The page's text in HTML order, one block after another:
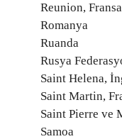
Reunion, Fransa
Romanya
Ruanda
Rusya
Saint Helena,
Saint Martin,
Saint Pierre ve
Samoa